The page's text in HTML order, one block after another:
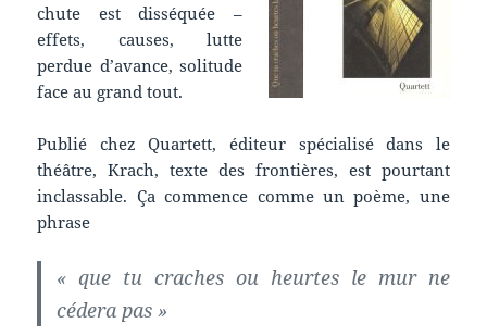
chute est disséquée –
effets, causes, lutte
perdue d’avance, solitude
face au grand tout.
Publié chez Quartett, éditeur spécialisé dans le
théâtre, Krach, texte des frontières, est pourtant
inclassable. Ça commence comme un poème, une
phrase
« que tu craches ou heurtes le mur ne
cédera pas »